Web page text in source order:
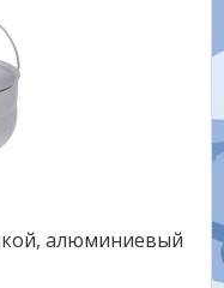
алюминиевый